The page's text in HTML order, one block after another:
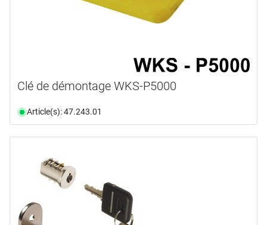
Clé de démontage WKS-P5000
Article(s): 47.243.01